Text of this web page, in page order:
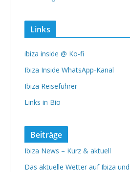
Links
ibiza inside @ Ko-fi
Ibiza Inside WhatsApp-Kanal
Ibiza Reiseführer
Links in Bio
Beiträge
Ibiza News – Kurz & aktuell
Das aktuelle Wetter auf Ibiza